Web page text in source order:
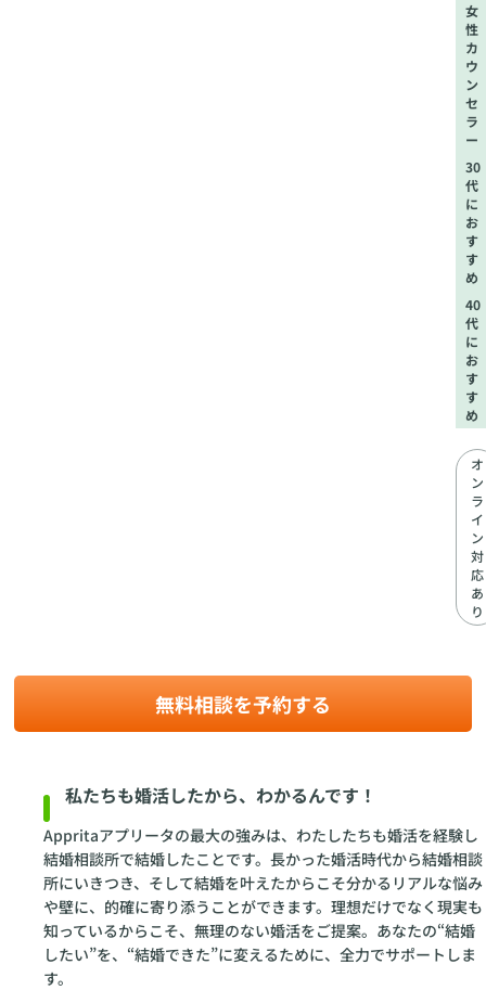
女
性
カ
ウ
ン
セ
ラ
ー
30
代
に
お
す
す
め
40
代
に
お
す
す
め
オ
ン
ラ
イ
ン
対
応
あ
り
無料相談を予約する
私たちも婚活したから、わかるんです！
Appritaアプリータの最大の強みは、わたしたちも婚活を経験し
結婚相談所で結婚したことです。長かった婚活時代から結婚相談
所にいきつき、そして結婚を叶えたからこそ分かるリアルな悩み
や壁に、的確に寄り添うことができます。理想だけでなく現実も
知っているからこそ、無理のない婚活をご提案。あなたの“結婚
したい”を、“結婚できた”に変えるために、全力でサポートしま
す。